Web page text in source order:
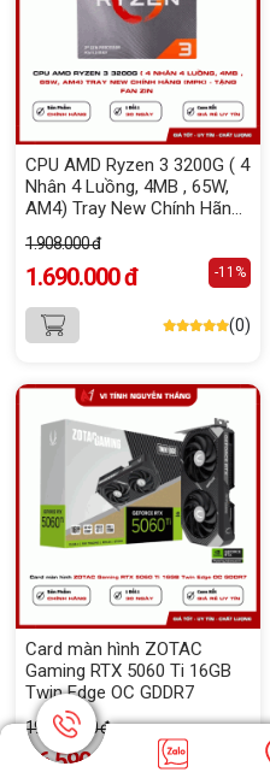
CPU AMD Ryzen 3 3200G ( 4
Nhân 4 Luồng, 4MB , 65W,
AM4) Tray New Chính Hãng
1.908.000 đ
1.690.000 đ -11%
(0)
Card màn hình ZOTAC
Gaming RTX 5060 Ti 16GB
Twin Edge OC GDDR7
19.188.000 đ
16.590.000 đ